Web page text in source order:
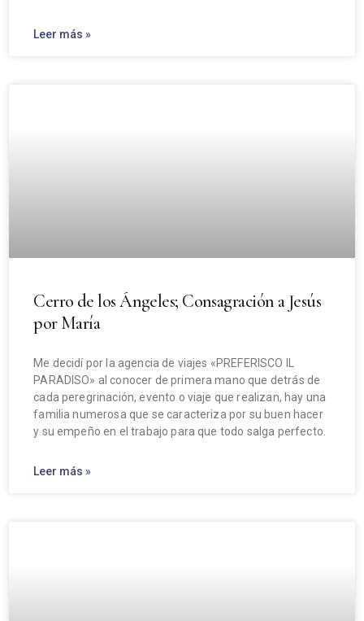
Leer más »
Cerro de los Ángeles; Consagración a Jesús
por María
Me decidí por la agencia de viajes «PREFERISCO IL
PARADISO» al conocer de primera mano que detrás de
cada peregrinación, evento o viaje que realizan, hay una
familia numerosa que se caracteriza por su buen hacer
y su empeño en el trabajo para que todo salga perfecto.
Leer más »